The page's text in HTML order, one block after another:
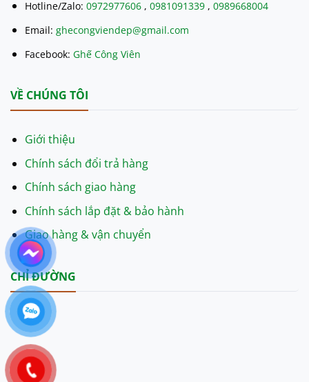
Hotline/Zalo: 0972977606, 0981091339, 0989668004
Email: ghecongviendep@gmail.com
Facebook: Ghế Công Viên
VỀ CHÚNG TÔI
Giới thiệu
Chính sách đổi trả hàng
Chính sách giao hàng
Chính sách lắp đặt & bảo hành
Giao hàng & vận chuyển
CHỈ ĐƯỜNG